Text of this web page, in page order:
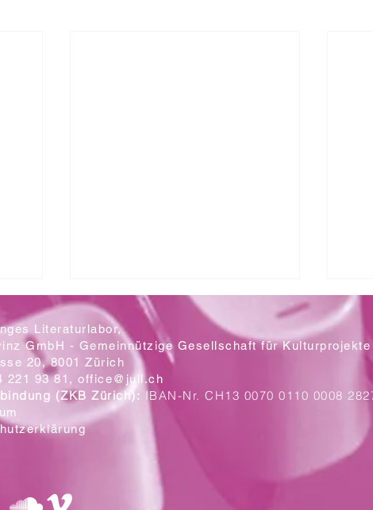
Ein Blick auf die neuen Plakate
Mit
Literaturlabor,
GmbH - Gemeinnützige Gesellschaft für Kulturprojekte
20, 8001 Zürich
221 93 81, office@jull.ch
(ZKB Zürich): IBAN-Nr. CH13 0070 0110 0008